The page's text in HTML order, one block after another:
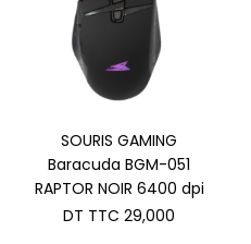
SOURIS GAMING
Baracuda BGM-051
RAPTOR NOIR 6400 dpi
DT TTC 29,000